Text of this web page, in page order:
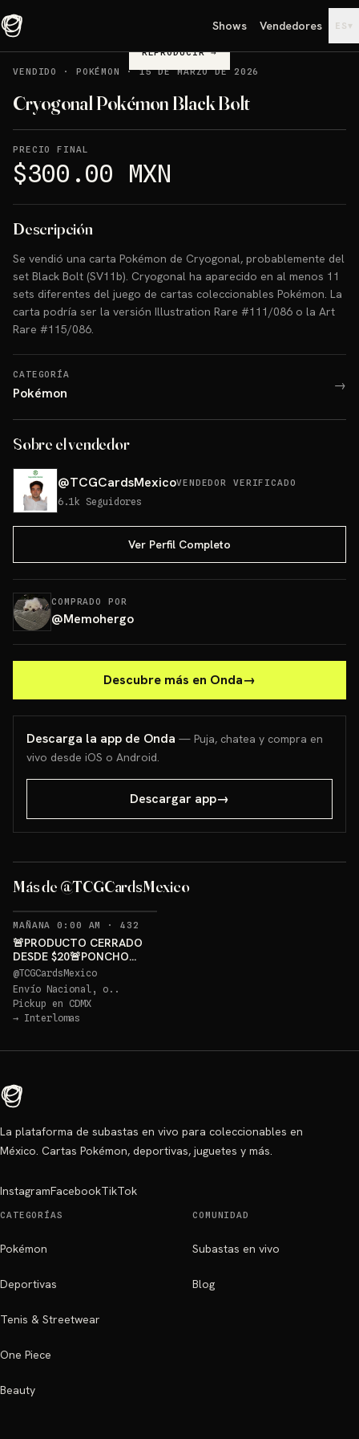
Shows Vendedores ES ▾
REPRODUCIR→
VENDIDO
· POKÉMON ·15 DE MARZO DE 2026
Cryogonal Pokémon Black Bolt
PRECIO FINAL
$300.00 MXN
Descripción
Se vendió una carta Pokémon de Cryogonal, probablemente del
set Black Bolt (SV11b). Cryogonal ha aparecido en al menos 11
sets diferentes del juego de cartas coleccionables Pokémon. La
carta podría ser la versión Illustration Rare #111/086 o la Art
Rare #115/086.
CATEGORÍA
Pokémon →
Sobre el vendedor
@TCGCardsMexicoVENDEDOR VERIFICADO
6.1k Seguidores
Ver Perfil Completo
COMPRADO POR
@Memohergo
Descubre más en Onda→
Descarga la app de Onda — Puja, chatea y compra en
vivo desde iOS o Android.
Descargar app→
Más de @TCGCardsMexico
PONCHO PIKACHU PSA 10
Sorteo: PONCHO PIKACHU PSA 10 GRATIS→
MAÑANA 0:00 AM · 432
🚨PRODUCTO CERRADO
DESDE $20🚨PONCHO
PIKACHU PSA 10 GRATIS
@TCGCardsMexico
Envío Nacional, o..
Pickup en CDMX
→ Interlomas
La plataforma de subastas en vivo para coleccionables en
México. Cartas Pokémon, deportivas, juguetes y más.
InstagramFacebookTikTok
CATEGORÍAS
Pokémon
Deportivas
Tenis & Streetwear
One Piece
Beauty
COMUNIDAD
Subastas en vivo
Blog